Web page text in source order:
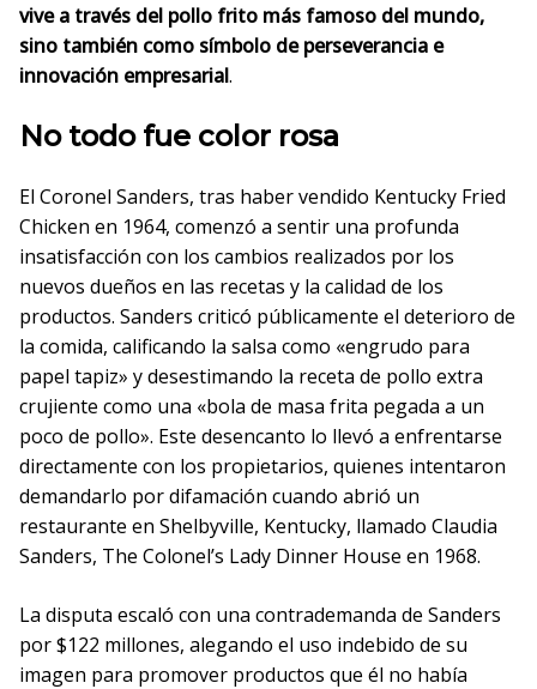
vive a través del pollo frito más famoso del mundo,
sino también como símbolo de perseverancia e
innovación empresarial.
No todo fue color rosa
El Coronel Sanders, tras haber vendido Kentucky Fried
Chicken en 1964, comenzó a sentir una profunda
insatisfacción con los cambios realizados por los
nuevos dueños en las recetas y la calidad de los
productos. Sanders criticó públicamente el deterioro de
la comida, calificando la salsa como «engrudo para
papel tapiz» y desestimando la receta de pollo extra
crujiente como una «bola de masa frita pegada a un
poco de pollo». Este desencanto lo llevó a enfrentarse
directamente con los propietarios, quienes intentaron
demandarlo por difamación cuando abrió un
restaurante en Shelbyville, Kentucky, llamado Claudia
Sanders, The Colonel’s Lady Dinner House en 1968.
La disputa escaló con una contrademanda de Sanders
por $122 millones, alegando el uso indebido de su
imagen para promover productos que él no había